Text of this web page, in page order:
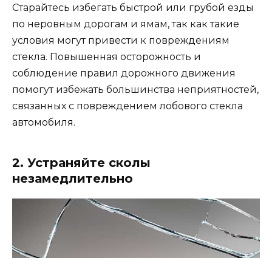
Старайтесь избегать быстрой или грубой езды
по неровным дорогам и ямам, так как такие
условия могут привести к повреждениям
стекла. Повышенная осторожность и
соблюдение правил дорожного движения
помогут избежать большинства неприятностей,
связанных с повреждением лобового стекла
автомобиля.
2. Устраняйте сколы
незамедлительно